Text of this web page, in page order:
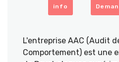
info
L'entreprise AAC (Audit
Comportement) est une